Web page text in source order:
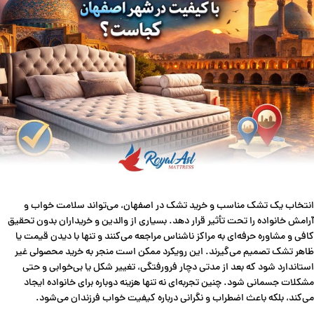
انتخاب یک تشک مناسب و خرید تشک در اصفهان، می‌تواند سلامت خواب و
آرامش خانواده را تحت تأثیر قرار دهد. بسیاری از والدین و خریداران بدون تحقیق
کافی و مشاوره حرفه‌ای به مراکز ناشناس مراجعه می‌کنند و تنها با دیدن قیمت یا
ظاهر تشک تصمیم می‌گیرند. این رویکرد ممکن است منجر به خرید محصولی غیر
استاندارد شود که بعد از مدتی دچار فرورفتگی، تغییر شکل یا بی‌خوابی و حتی
مشکلات جسمانی شود. چنین تجربه‌ای نه تنها هزینه دوباره برای خانواده ایجاد
می‌کند، بلکه باعث اضطراب و نگرانی درباره کیفیت خواب فرزندان می‌شود.